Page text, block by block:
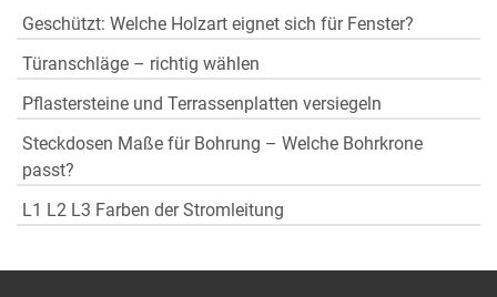
Geschützt: Welche Holzart eignet sich für Fenster?
Türanschläge – richtig wählen
Pflastersteine und Terrassenplatten versiegeln
Steckdosen Maße für Bohrung – Welche Bohrkrone
passt?
L1 L2 L3 Farben der Stromleitung